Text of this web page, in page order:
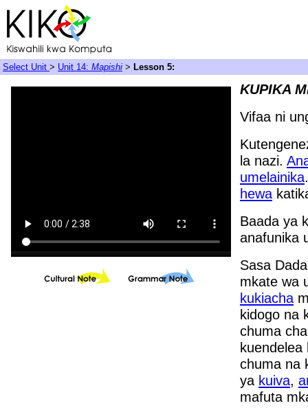
Select Unit > Unit 14: Mapishi > Lesson 5:
KUPIKA
Vifaa ni
la nazi.
umelainika
hewa
Baada ya
anafunika
Sasa
mkate wa
kukiacha
kidogo na
chuma
chuma na
ya kuiva,
mafuta